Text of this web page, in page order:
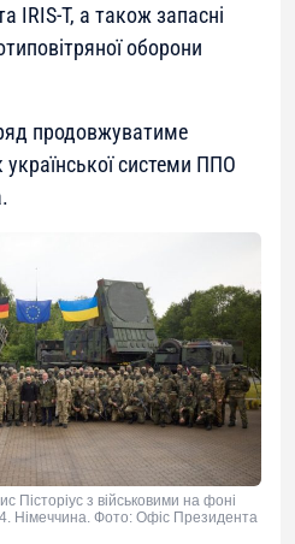
IRIS-T, а також запасні
оборони
продовжуватиме
системи ППО
Пісторіус з військовими на фоні
Німеччина. Фото: Офіс Президента